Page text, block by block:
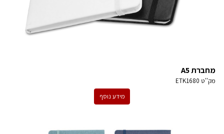
מחברת A5
מק''ט ETK1680
מידע נוסף